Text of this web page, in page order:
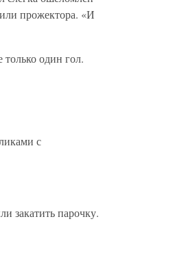
прожектора. «И
один гол.
с
закатить парочку.